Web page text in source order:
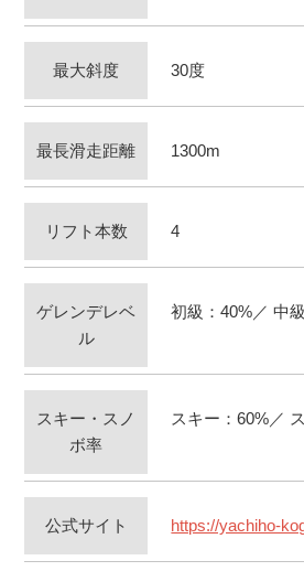
最大斜度 30度
最長滑走距離 1300m
リフト本数 4
ゲレンデレベ
ル
初級：40%／ 中
スキー・スノ
ボ率
スキー：60%／
公式サイト https://yachiho-